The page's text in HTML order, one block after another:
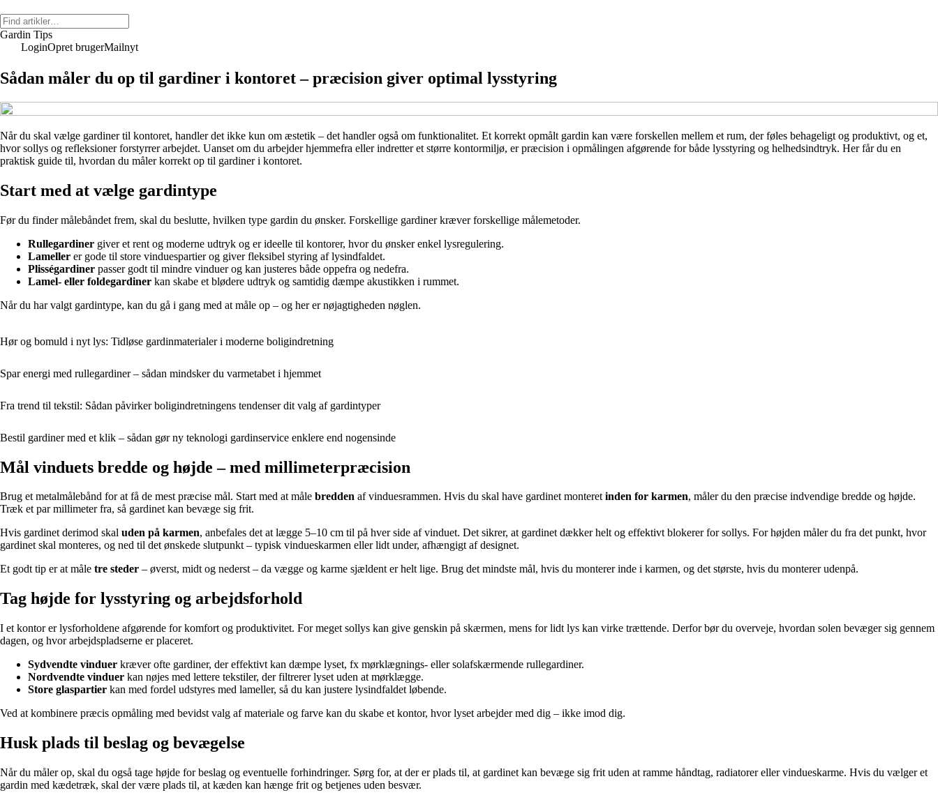
Gardin Tips
LoginOpret brugerMailnyt
Sådan måler du op til gardiner i kontoret – præcision giver optimal lysstyring
Når du skal vælge gardiner til kontoret, handler det ikke kun om æstetik – det handler også om funktionalitet. Et korrekt opmålt gardin kan være forskellen mellem et rum, der føles behageligt og produktivt, og et,
hvor sollys og refleksioner forstyrrer arbejdet. Uanset om du arbejder hjemmefra eller indretter et større kontormiljø, er præcision i opmålingen afgørende for både lysstyring og helhedsindtryk. Her får du en
praktisk guide til, hvordan du måler korrekt op til gardiner i kontoret.
Start med at vælge gardintype
Før du finder målebåndet frem, skal du beslutte, hvilken type gardin du ønsker. Forskellige gardiner kræver forskellige målemetoder.
Rullegardiner giver et rent og moderne udtryk og er ideelle til kontorer, hvor du ønsker enkel lysregulering.
Lameller er gode til store vinduespartier og giver fleksibel styring af lysindfaldet.
Plisségardiner passer godt til mindre vinduer og kan justeres både oppefra og nedefra.
Lamel- eller foldegardiner kan skabe et blødere udtryk og samtidig dæmpe akustikken i rummet.
Når du har valgt gardintype, kan du gå i gang med at måle op – og her er nøjagtigheden nøglen.
Hør og bomuld i nyt lys: Tidløse gardinmaterialer i moderne boligindretning
Spar energi med rullegardiner – sådan mindsker du varmetabet i hjemmet
Fra trend til tekstil: Sådan påvirker boligindretningens tendenser dit valg af gardintyper
Bestil gardiner med et klik – sådan gør ny teknologi gardinservice enklere end nogensinde
Mål vinduets bredde og højde – med millimeterpræcision
Brug et metalmålebånd for at få de mest præcise mål. Start med at måle bredden af vinduesrammen. Hvis du skal have gardinet monteretinden for karmen, måler du den præcise indvendige bredde og højde.
Træk et par millimeter fra, så gardinet kan bevæge sig frit.
Hvis gardinet derimod skal uden på karmen, anbefales det at lægge 5–10 cm til på hver side af vinduet. Det sikrer, at gardinet dækker helt og effektivt blokerer for sollys. For højden måler du fra det punkt, hvor
gardinet skal monteres, og ned til det ønskede slutpunkt – typisk vindueskarmen eller lidt under, afhængigt af designet.
Et godt tip er at måle tre steder – øverst, midt og nederst – da vægge og karme sjældent er helt lige. Brug det mindste mål, hvis du monterer inde i karmen, og det største, hvis du monterer udenpå.
Tag højde for lysstyring og arbejdsforhold
I et kontor er lysforholdene afgørende for komfort og produktivitet. For meget sollys kan give genskin på skærmen, mens for lidt lys kan virke trættende. Derfor bør du overveje, hvordan solen bevæger sig gennem
dagen, og hvor arbejdspladserne er placeret.
Sydvendte vinduer kræver ofte gardiner, der effektivt kan dæmpe lyset, fx mørklægnings- eller solafskærmende rullegardiner.
Nordvendte vinduer kan nøjes med lettere tekstiler, der filtrerer lyset uden at mørklægge.
Store glaspartier kan med fordel udstyres med lameller, så du kan justere lysindfaldet løbende.
Ved at kombinere præcis opmåling med bevidst valg af materiale og farve kan du skabe et kontor, hvor lyset arbejder med dig – ikke imod dig.
Husk plads til beslag og bevægelse
Når du måler op, skal du også tage højde for beslag og eventuelle forhindringer. Sørg for, at der er plads til, at gardinet kan bevæge sig frit uden at ramme håndtag, radiatorer eller vindueskarme. Hvis du vælger et
gardin med kædetræk, skal der være plads til, at kæden kan hænge frit og betjenes uden besvær.